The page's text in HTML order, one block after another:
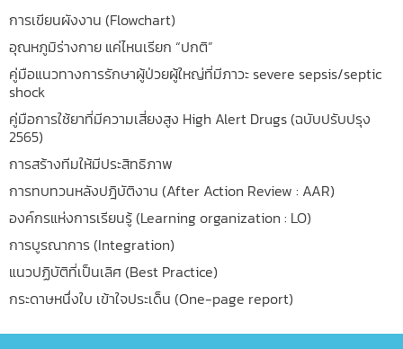
การเขียนผังงาน (Flowchart)
อุณหภูมิร่างกาย แค่ไหนเรียก “ปกติ”
คู่มือแนวทางการรักษาผู้ป่วยผู้ใหญ่ที่มีภาวะ severe sepsis/septic
shock
คู่มือการใช้ยาที่มีความเสี่ยงสูง High Alert Drugs (ฉบับปรับปรุง
2565)
การสร้างทีมให้มีประสิทธิภาพ
การทบทวนหลังปฎิบัติงาน (After Action Review : AAR)
องค์กรแห่งการเรียนรู้ (Learning organization : LO)
การบูรณาการ (Integration)
แนวปฏิบัติที่เป็นเลิศ (Best Practice)
กระดาษหนึ่งใบ เข้าใจประเด็น (One-page report)